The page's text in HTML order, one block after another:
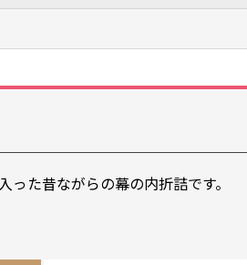
った昔ながらの幕の内折詰です。